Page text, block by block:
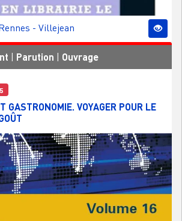
- Villejean
| Parution | Ouvrage
GASTRONOMIE. VOYAGER POUR LE